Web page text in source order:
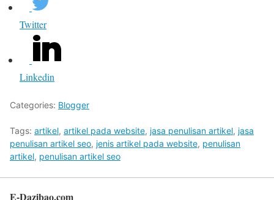
Twitter
Linkedin
Categories: Blogger
Tags: artikel, artikel pada website, jasa penulisan artikel, jasa
penulisan artikel seo, jenis artikel pada website, penulisan
artikel, penulisan artikel seo
E-Dazibao.com